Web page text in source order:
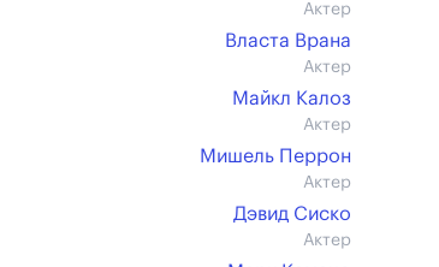
Актер
Власта Врана
Актер
Майкл Калоз
Актер
Мишель Перрон
Актер
Дэвид Сиско
Актер